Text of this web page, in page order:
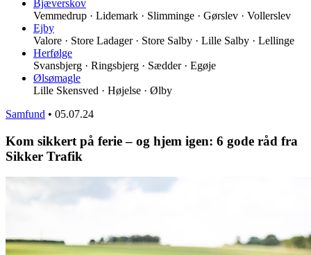
Bjæverskov
Vemmedrup · Lidemark · Slimminge · Gørslev · Vollerslev
Ejby
Valore · Store Ladager · Store Salby · Lille Salby · Lellinge
Herfølge
Svansbjerg · Ringsbjerg · Sædder · Egøje
Ølsømagle
Lille Skensved · Højelse · Ølby
Samfund • 05.07.24
Kom sikkert på ferie – og hjem igen: 6 gode råd fra
Sikker Trafik